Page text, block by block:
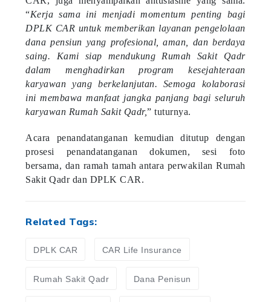
“Kerja sama ini menjadi momentum penting bagi
DPLK CAR untuk memberikan layanan pengelolaan
dana pensiun yang profesional, aman, dan berdaya
saing. Kami siap mendukung Rumah Sakit Qadr
dalam menghadirkan program kesejahteraan
karyawan yang berkelanjutan. Semoga kolaborasi
ini membawa manfaat jangka panjang bagi seluruh
karyawan Rumah Sakit Qadr,” tuturnya.
Acara penandatanganan kemudian ditutup dengan
prosesi penandatanganan dokumen, sesi foto
bersama, dan ramah tamah antara perwakilan Rumah
Sakit Qadr dan DPLK CAR.
Related Tags:
DPLK CAR CAR Life Insurance
Rumah Sakit Qadr Dana Penisun